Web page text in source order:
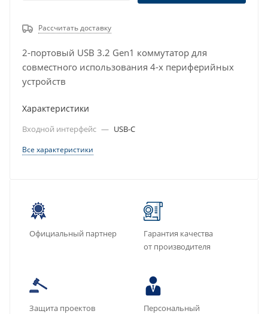
Рассчитать доставку
2-портовый USB 3.2 Gen1 коммутатор для
совместного использования 4-х периферийных
устройств
Характеристики
Входной интерфейс — USB-C
Все характеристики
Официальный партнер
Гарантия качества
от производителя
Защита проектов
Персональный